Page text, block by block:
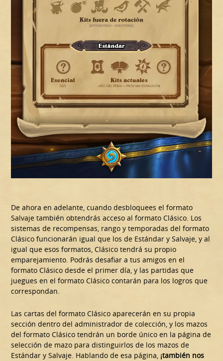
De ahora en adelante, cuando desbloquees el formato
Salvaje también obtendrás acceso al formato Clásico. Los
sistemas de recompensas, rango y temporadas del formato
Clásico funcionarán igual que los de Estándar y Salvaje, y al
igual que esos formatos, Clásico tendrá su propio
emparejamiento. Podrás desafiar a tus amigos en el
formato Clásico desde el primer día, y las partidas que
juegues en el formato Clásico contarán para los logros que
correspondan.
Las cartas del formato Clásico aparecerán en su propia
sección dentro del administrador de colección, y los mazos
del formato Clásico tendrán un borde único en la página de
selección de mazo para distinguirlos de los mazos de
Estándar y Salvaje. Hablando de esa página, ¡también nos